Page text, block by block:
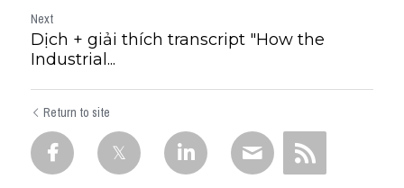
Next
Dịch + giải thích transcript "How the
Industrial...
Return to site